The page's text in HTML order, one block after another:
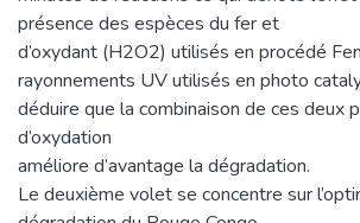
présence des espèces du fer et
d’oxydant (H2O2) utilisés en procédé
rayonnements UV utilisés en photo
déduire que la combinaison de ces deux
d’oxydation
améliore d’avantage la dégradation.
Le deuxième volet se concentre sur